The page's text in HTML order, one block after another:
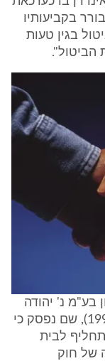
בקביעותיו
בגין טעות
הביטול".
איילון בע"מ נ' יהודה
שטאנג ובניו בע"מ, פ"ד מה (5) 515 (1991), שם נפסק כי
לבית
של חוק